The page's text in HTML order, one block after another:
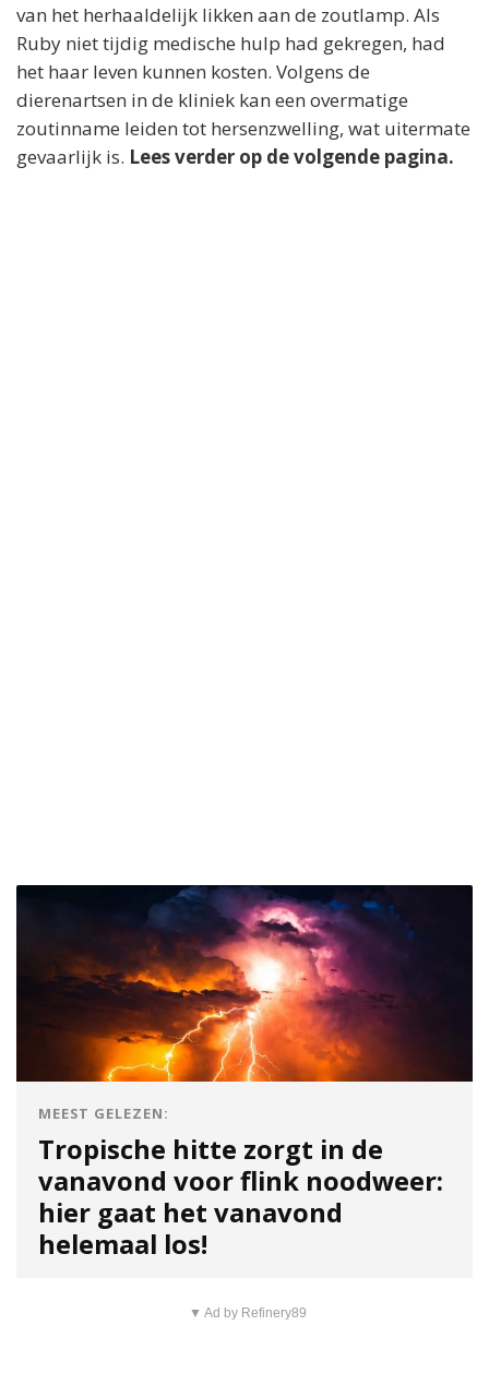
van het herhaaldelijk likken aan de zoutlamp. Als
Ruby niet tijdig medische hulp had gekregen, had
het haar leven kunnen kosten. Volgens de
dierenartsen in de kliniek kan een overmatige
zoutinname leiden tot hersenzwelling, wat uitermate
gevaarlijk is. Lees verder op de volgende pagina.
MEEST GELEZEN:
Tropische hitte zorgt in de
vanavond voor flink noodweer:
hier gaat het vanavond
helemaal los!
▼ Ad by Refinery89